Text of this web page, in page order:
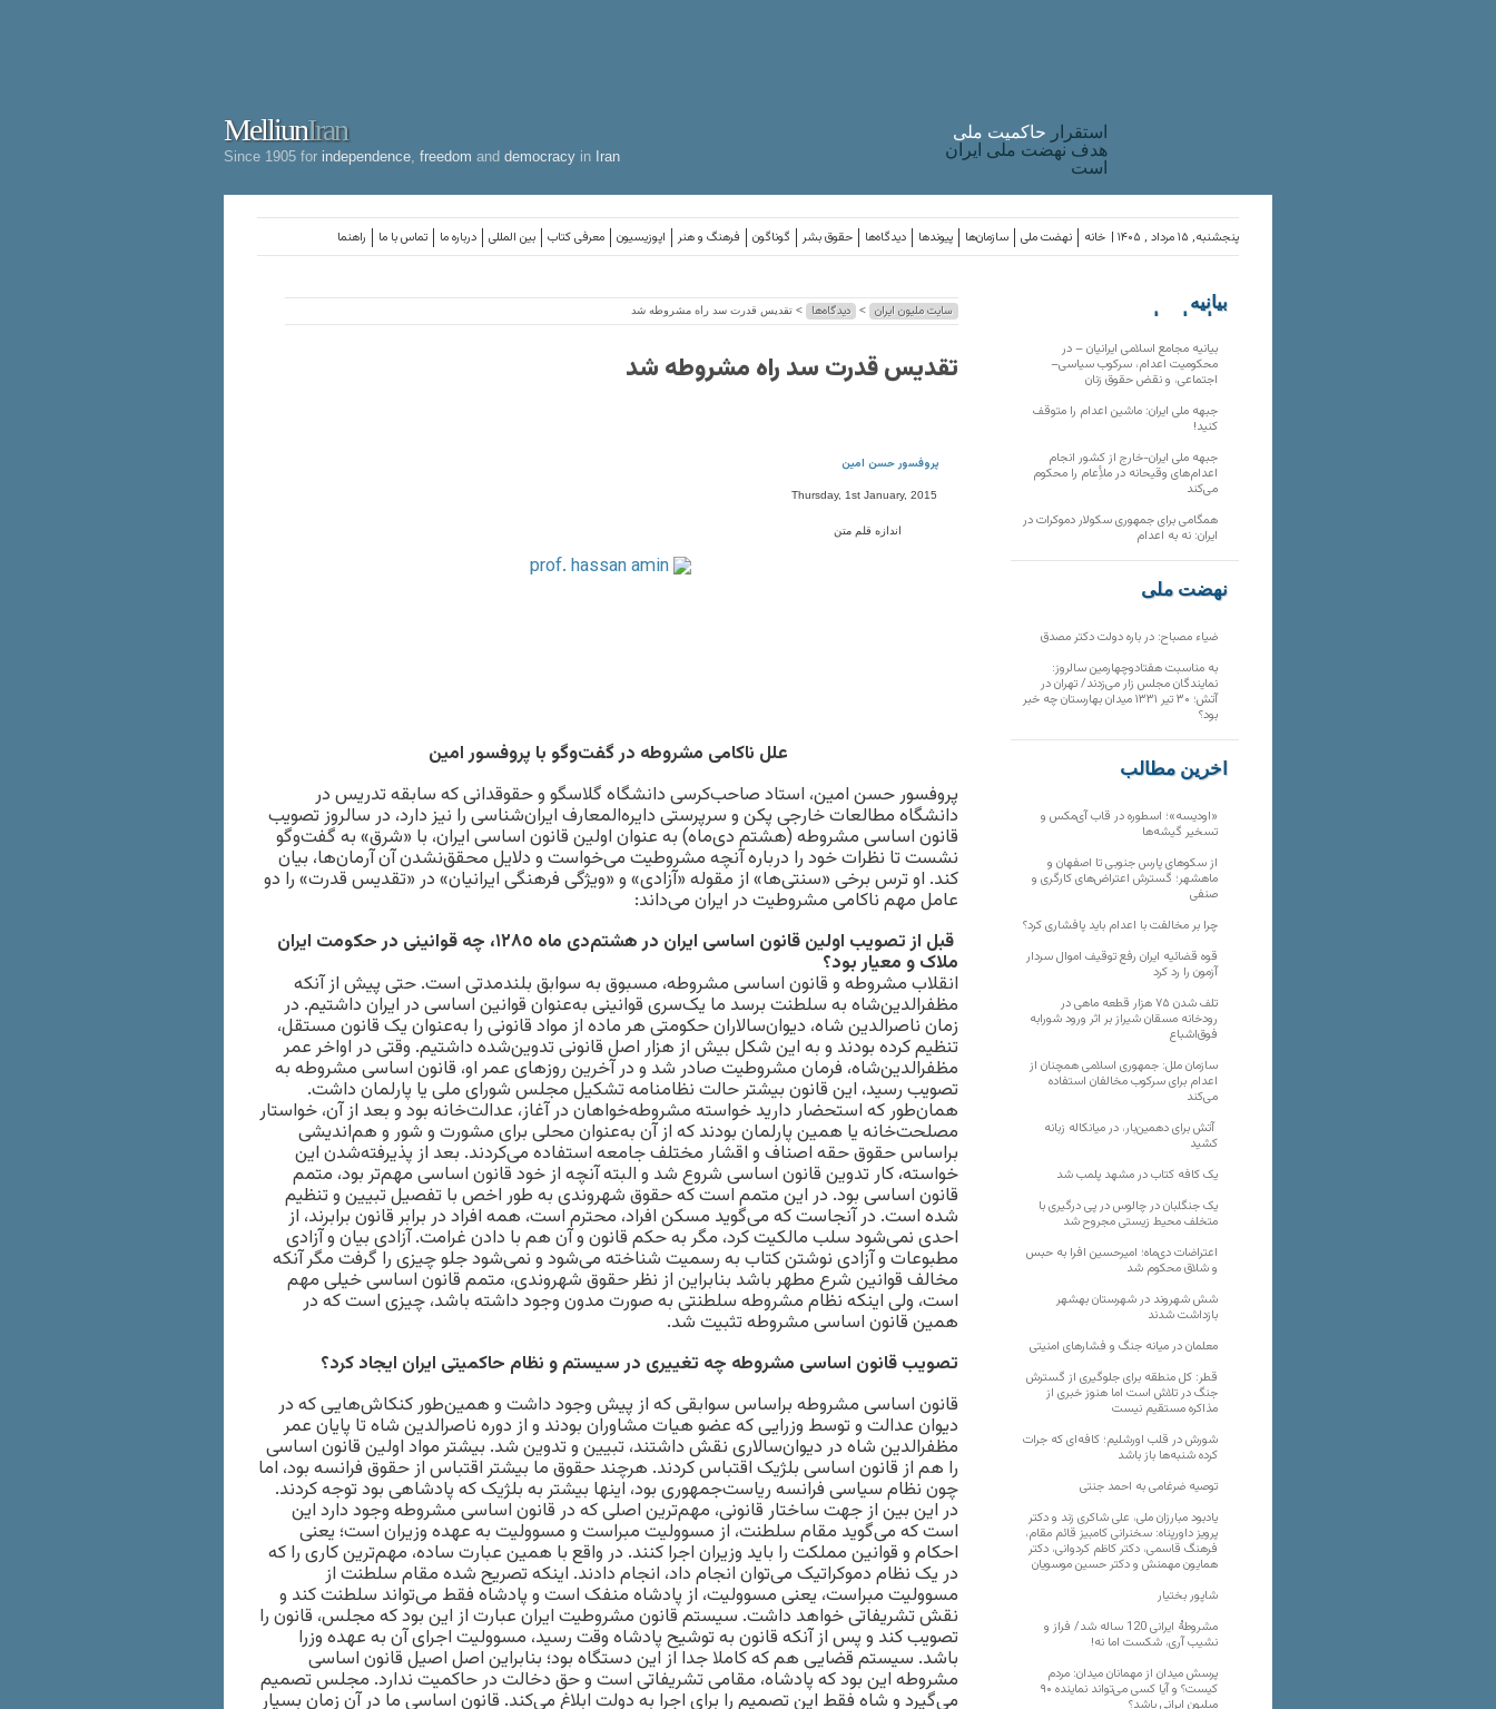
MelliunIran
Since 1905 for independence freedom and democracy in Iran
استقرار حاکميت ملی
هدف نهضت ملی ایران
است
راهنما تماس با ما درباره ما بین المللی معرفی کتاب اپوزیسیون فرهنگ و هنر گوناگون حقوق بشر دیدگاه‌ها پیوندها سازمان‌ها نهضت ملی خانه پنجشنبه, ۱۵ مرداد , ۱۴۰۵ |
سایت ملیون ایران > دیدگاه‌ها > تقدیس قدرت سد راه مشروطه شد
تقدیس قدرت سد راه مشروطه شد
پروفسور حسن امین
Thursday, 1st January, 2015
اندازه قلم متن
علل ناکامی مشروطه در گفت‌وگو با پروفسور امین
پروفسور حسن امین، استاد صاحب‌کرسی دانشگاه گلاسگو و حقوقدانی که سابقه تدریس در
دانشگاه مطالعات خارجی پکن و سرپرستی دایره‌المعارف ایران‌شناسی را نیز دارد، در سالروز تصویب
قانون اساسی مشروطه (هشتم‌ دی‌ماه) به عنوان اولین قانون اساسی ایران، با «شرق» به گفت‌وگو
نشست تا نظرات خود را درباره آنچه مشروطیت می‌خواست و دلایل محقق‌نشدن آن آرمان‌ها، بیان
کند. او ترس برخی «سنتی‌ها» از مقوله «آزادی» و «ویژگی فرهنگی ایرانیان» در «تقدیس قدرت» را دو
عامل مهم ناکامی مشروطیت در ایران می‌داند:
قبل از تصویب اولین قانون اساسی ایران در هشتم‌دی ماه ١٢٨٥، چه قوانینی در حکومت ایران
ملاک و معیار بود؟
انقلاب مشروطه و قانون اساسی مشروطه، مسبوق به سوابق بلندمدتی است. حتی پیش از آنکه
مظفرالدین‌شاه به سلطنت برسد ما یک‌سری قوانینی به‌عنوان قوانین اساسی در ایران داشتیم. در
زمان ناصرالدین شاه، دیوان‌سالاران حکومتی هر ماده از مواد قانونی را به‌عنوان یک قانون مستقل،
تنظیم کرده بودند و به این شکل بیش از هزار اصل قانونی تدوین‌شده داشتیم. وقتی در اواخر عمر
مظفرالدین‌شاه، فرمان مشروطیت صادر شد و در آخرین روزهای عمر او، قانون اساسی مشروطه به
تصویب رسید، این قانون بیشتر حالت نظامنامه تشکیل مجلس شورای ملی یا پارلمان داشت.
همان‌طور که استحضار دارید خواسته مشروطه‌خواهان در آغاز، عدالت‌خانه بود و بعد از آن، خواستار
مصلحت‌خانه یا همین پارلمان بودند که از آن به‌عنوان محلی برای مشورت و شور و هم‌اندیشی
براساس حقوق حقه اصناف و اقشار مختلف جامعه استفاده می‌کردند. بعد از پذیرفته‌شدن این
خواسته، کار تدوین قانون اساسی شروع شد و البته آنچه از خود قانون اساسی مهم‌تر بود، متمم
قانون اساسی بود. در این متمم است که حقوق شهروندی به طور اخص با تفصیل تبیین و تنظیم
شده است. در آنجاست که می‌گوید مسکن افراد، محترم است، همه افراد در برابر قانون برابرند، از
احدی نمی‌شود سلب مالکیت کرد، مگر به حکم قانون و آن هم با دادن غرامت. آزادی بیان و آزادی
مطبوعات و آزادی نوشتن کتاب به رسمیت شناخته می‌شود و نمی‌شود جلو چیزی را گرفت مگر آنکه
مخالف قوانین شرع مطهر باشد بنابراین از نظر حقوق شهروندی، متمم قانون اساسی خیلی مهم
است، ولی اینکه نظام مشروطه سلطنتی به صورت مدون وجود داشته باشد، چیزی است که در
همین قانون اساسی مشروطه تثبیت شد.
تصویب قانون اساسی مشروطه چه تغییری در سیستم و نظام حاکمیتی ایران ایجاد کرد؟
قانون اساسی مشروطه براساس سوابقی که از پیش وجود داشت و همین‌طور کنکاش‌هایی که در
دیوان عدالت و توسط وزرایی که عضو هیات مشاوران بودند و از دوره ناصرالدین شاه تا پایان عمر
مظفرالدین‌‌ شاه در دیوان‌سالاری نقش داشتند، تبیین و تدوین شد. بیشتر مواد اولین قانون اساسی
را هم از قانون اساسی بلژیک اقتباس کردند. هرچند حقوق ما بیشتر اقتباس از حقوق فرانسه بود، اما
چون نظام سیاسی فرانسه ریاست‌جمهوری بود، اینها بیشتر به بلژیک که پادشاهی بود توجه کردند.
در این بین از جهت ساختار قانونی، مهم‌ترین اصلی که در قانون اساسی مشروطه وجود دارد این
است که می‌گوید مقام سلطنت، از مسوولیت مبراست و مسوولیت به عهده وزیران است؛ یعنی
احکام و قوانین مملکت را باید وزیران اجرا کنند. در واقع با همین عبارت ساده، مهم‌ترین کاری را که
در یک نظام دموکراتیک می‌توان انجام داد، انجام دادند. اینکه تصریح شده مقام سلطنت از
مسوولیت مبراست، یعنی مسوولیت، از پادشاه منفک است و پادشاه فقط می‌تواند سلطنت کند و
نقش تشریفاتی خواهد داشت. سیستم قانون مشروطیت ایران عبارت از این بود که مجلس، قانون را
تصویب کند و پس از آنکه قانون به توشیح پادشاه وقت رسید، مسوولیت اجرای آن به عهده وزرا
باشد. سیستم قضایی هم که کاملا جدا از این دستگاه بود؛ بنابراین اصل اصیل قانون اساسی
مشروطه این بود که پادشاه، مقامی تشریفاتی است و حق دخالت در حاکمیت ندارد. مجلس تصمیم
می‌گیرد و شاه فقط این تصمیم را برای اجرا به دولت ابلاغ می‌کند. قانون اساسی ما در آن زمان بسیار
بیانیه
سازمان‌های
بیانیه مجامع اسلامی ایرانیان – در
محکومیت اعدام، سرکوب سیاسی–
اجتماعی، و نقض حقوق زنان
جبهه ملی ایران: ماشین اعدام را متوقف
کنید!
جبهه ملی ایران-خارج از کشور انجام
اعدام‌های وقیحانه در ملأِعام را محکوم
می‌کند
همگامی برای جمهوری سکولار دموکرات در
ایران: نه به اعدام
نهضت ملی
ضیاء مصباح: در باره دولت دکتر مصدق
به مناسبت هفتادوچهارمین سالروز:
نمایندگان مجلس زار می‌زدند/ تهران در
آتش؛ ۳۰ تیر ۱۳۳۱ میدان بهارستان چه خبر
بود؟
آخرین مطالب
«اودیسه»؛ اسطوره در قاب آی‌مکس و
تسخیر گیشه‌ها
از سکوهای پارس جنوبی تا اصفهان و
ماهشهر؛ گسترش اعتراض‌های کارگری و
صنفی
چرا بر مخالفت با اعدام باید پافشاری کرد؟
قوه قضائیه ایران رفع توقیف اموال سردار
آزمون را رد کرد
تلف شدن ۷۵ هزار قطعه ماهی در
رودخانه مسقان شیراز بر اثر ورود شورابه
فوق‌اشباع
سازمان ملل: جمهوری اسلامی همچنان از
اعدام برای سرکوب مخالفان استفاده
می‌کند
آتش برای دهمین‌بار، در میانکاله زبانه
کشید
یک کافه کتاب در مشهد پلمب شد
یک جنگلبان در چالوس در پی درگیری با
متخلف محیط زیستی مجروح شد
اعتراضات دی‌ماه؛ امیرحسین افرا به حبس
و شلاق محکوم شد
شش شهروند در شهرستان بهشهر
بازداشت شدند
معلمان در میانه جنگ و فشارهای امنیتی
قطر: کل منطقه برای جلوگیری از گسترش
جنگ در تلاش است اما هنوز خبری از
مذاکره مستقیم نیست
شورش در قلب اورشلیم؛ کافه‌ای که جرات
کرده شنبه‌ها باز باشد
توصیه ضرغامی به احمد جنتی
یادبود مبارزان ملی، علی شاکری زند و دکتر
پرویز داورپناه: سخنرانی کامبیز قائم مقام،
فرهنگ قاسمی، دکتر کاظم کردوانی، دکتر
همایون مهمنش و دکتر حسین موسویان
شاپور بختیار
مشروطۀ ایرانی 120 ساله شد/ فراز و
نشیب آری، شکست اما نه!
پرسش میدان از مهمانان میدان: مردم
کیست؟ و آیا کسی می‌تواند نماینده ۹۰
میلیون ایرانی باشد؟